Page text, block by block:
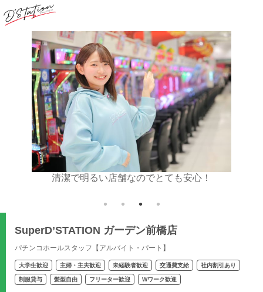
清潔で明るい店舗なのでとても安心！
SuperD’STATION ガーデン前橋店
パチンコホールスタッフ【アルバイト・パート】
大学生歓迎 主婦・主夫歓迎 未経験者歓迎 交通費支給 社内割引あり
制服貸与 髪型自由 フリーター歓迎 Wワーク歓迎